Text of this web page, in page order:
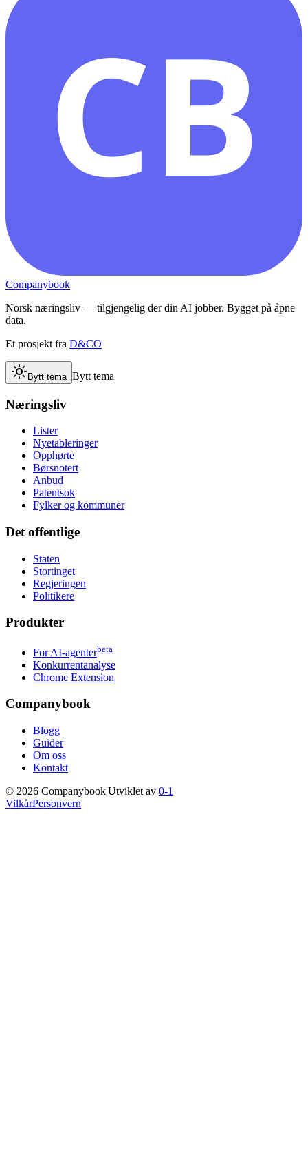
CB
Companybook
Norsk næringsliv — tilgjengelig der din AI jobber. Bygget på åpne
data.
Et prosjekt fra D&CO
Bytt tema Bytt tema
Næringsliv
Lister
Nyetableringer
Opphørte
Børsnotert
Anbud
Patentsok
Fylker og kommuner
Det offentlige
Staten
Stortinget
Regjeringen
Politikere
Produkter
For AI-agenterbeta
Konkurrentanalyse
Chrome Extension
Companybook
Blogg
Guider
Om oss
Kontakt
© 2026 Companybook|Utviklet av 0-1
VilkårPersonvern